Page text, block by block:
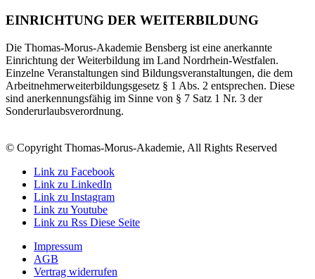
EINRICHTUNG DER WEITERBILDUNG
Die Thomas-Morus-Akademie Bensberg ist eine anerkannte
Einrichtung der Weiterbildung im Land Nordrhein-Westfalen.
Einzelne Veranstaltungen sind Bildungsveranstaltungen, die dem
Arbeitnehmerweiterbildungsgesetz § 1 Abs. 2 entsprechen. Diese
sind anerkennungsfähig im Sinne von § 7 Satz 1 Nr. 3 der
Sonderurlaubsverordnung.
© Copyright Thomas-Morus-Akademie, All Rights Reserved
Link zu Facebook
Link zu LinkedIn
Link zu Instagram
Link zu Youtube
Link zu Rss Diese Seite
Impressum
AGB
Vertrag widerrufen